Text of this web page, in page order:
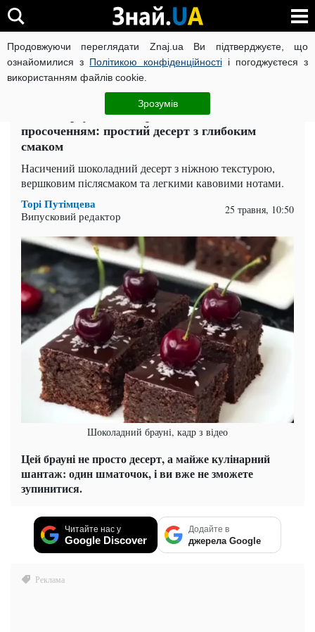
Продовжуючи переглядати Znaj.ua Ви підтверджуєте, що
ознайомилися з Політикою конфіденційностіі погоджуєтеся з
використанням файлів cookie.
Зрозумів
ВІЙНА РОСІЇ ПРОТИ УКРАЇНИ КОРОНАВІРУС В УКРАЇНІ
Рецепти та Кулінарія ЧИТАТЬ НА РУССКОМ
Рецепт брауні з маскарпоне та кавовим
просоченням: простий десерт з глибоким
смаком
Насичений шоколадний десерт з ніжною текстурою,
вершковим післясмаком та легкими кавовими нотами.
Торі Путімцева
Випусковий редактор 25 травня, 10:50
Шоколадний брауні, кадр з відео
Цей брауні не просто десерт, а майже кулінарний
шантаж: один шматочок, і ви вже не зможете
зупинитися.
Читайте нас у
Google Discover
Додайте в
джерела Google